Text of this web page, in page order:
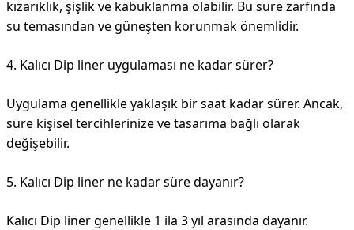
kızarıklık, şişlik ve kabuklanma olabilir. Bu süre zarfında
su temasından ve güneşten korunmak önemlidir.
4. Kalıcı Dip liner uygulaması ne kadar sürer?
Uygulama genellikle yaklaşık bir saat kadar sürer. Ancak,
süre kişisel tercihlerinize ve tasarıma bağlı olarak
değişebilir.
5. Kalıcı Dip liner ne kadar süre dayanır?
Kalıcı Dip liner genellikle 1 ila 3 yıl arasında dayanır.